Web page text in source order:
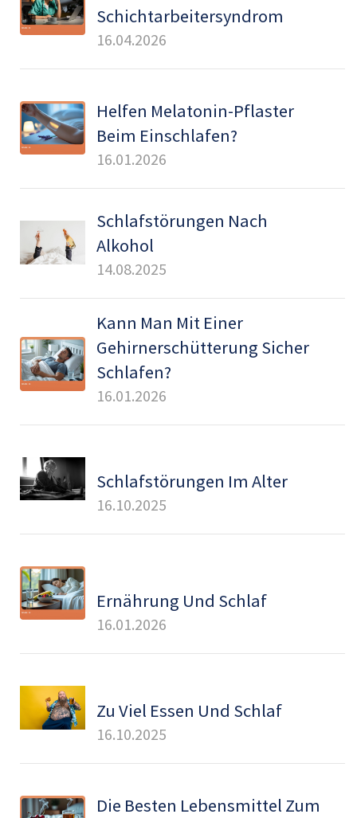
Schichtarbeitersyndrom
16.04.2026
Helfen Melatonin-Pflaster
Beim Einschlafen?
16.01.2026
Schlafstörungen Nach
Alkohol
14.08.2025
Kann Man Mit Einer
Gehirnerschütterung Sicher
Schlafen?
16.01.2026
Schlafstörungen Im Alter
16.10.2025
Ernährung Und Schlaf
16.01.2026
Zu Viel Essen Und Schlaf
16.10.2025
Die Besten Lebensmittel Zum